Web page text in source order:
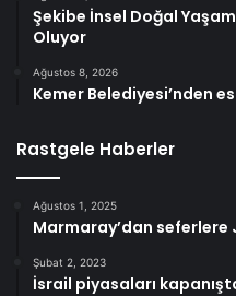
Şekibe İnsel Doğal
Oluyor
Ağustos 8, 2026
Kemer Belediyesi’nden
Rastgele Haberler
Ağustos 1, 2025
Marmaray’dan seferlere
Şubat 2, 2023
İsrail piyasaları